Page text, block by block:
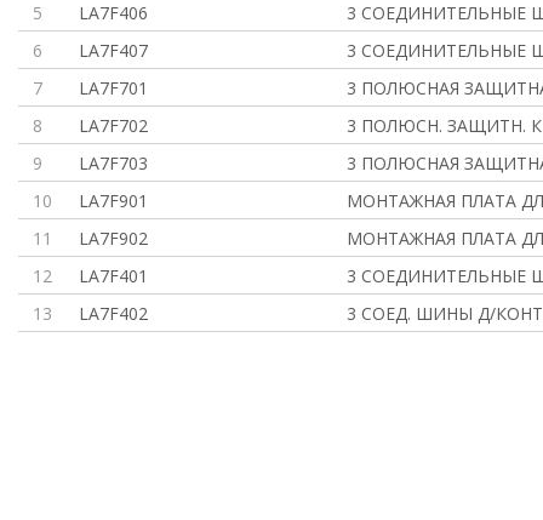
5
LA7F406
3 СОЕДИНИТЕЛЬНЫЕ
6
LA7F407
3 СОЕДИНИТЕЛЬНЫЕ
7
LA7F701
3 ПОЛЮСНАЯ
8
LA7F702
3 ПОЛЮСН. ЗАЩИТН.
9
LA7F703
3 ПОЛЮСНАЯ
10
LA7F901
МОНТАЖНАЯ ПЛАТА
11
LA7F902
МОНТАЖНАЯ ПЛАТА
12
LA7F401
3 СОЕДИНИТЕЛЬНЫЕ
13
LA7F402 3 СОЕД. ШИНЫ Д/